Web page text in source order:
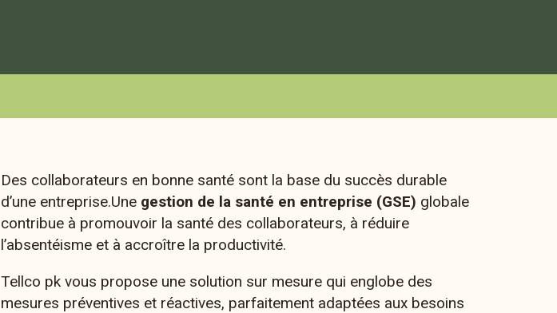
Des collaborateurs en bonne santé sont la base du succès durable
d’une entreprise.Une gestion de la santé en entreprise (GSE) globale
contribue à promouvoir la santé des collaborateurs, à réduire
l’absentéisme et à accroître la productivité.
Tellco pk vous propose une solution sur mesure qui englobe des
mesures préventives et réactives, parfaitement adaptées aux besoins